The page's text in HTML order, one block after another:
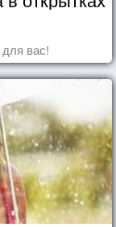
вас!